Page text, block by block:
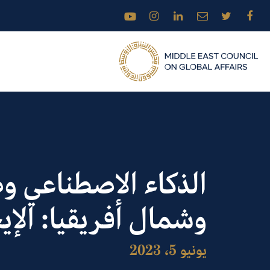
الذكاء
وشمال أفريقيا:
يونيو 5، 2023